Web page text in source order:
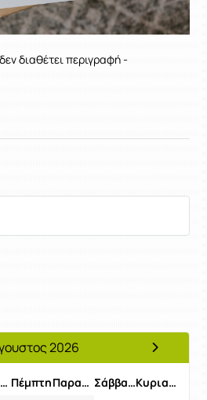
διαθέτει περιγραφή -
2026
Επόμενος
Τετάρτη Πέμπτη Παρασκευή Σάββατο Κυριακή